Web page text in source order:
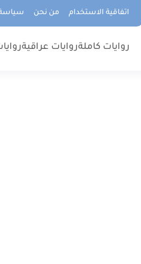
اتفاقية الاستخدام من نحن
روايات كاملةروايات عراقية